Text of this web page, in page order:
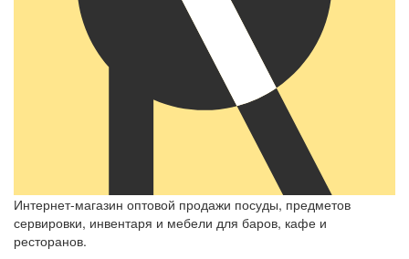
Интернет-магазин оптовой продажи посуды, предметов
сервировки, инвентаря и мебели для баров, кафе и
ресторанов.